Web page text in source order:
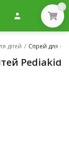
0
дітей / Спрей для
Pediakid